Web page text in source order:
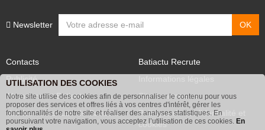
Newsletter
Contacts
Publicité
Abonnement Batiactu
Voir les contenus+ de Batiactu
Batiactu Recrute
Site annonceurs
Politique de confidentialité et
cookies
UTILISATION DES COOKIES
Notre site utilise des cookies afin de personnaliser le contenu pour vous
proposer des services et offres liés à vos centres d'intérêt, gérer les
fonctionnalités de notre site et réaliser des analyses statistiques. En
poursuivant votre navigation, vous acceptez l’utilisation de ces cookies. En